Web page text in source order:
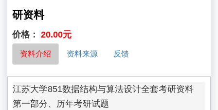
研资料
价格： 20.00元
资料介绍 资料来源 反馈
江苏大学851数据结构与算法设计全套考研资料
第一部分、历年考研试题